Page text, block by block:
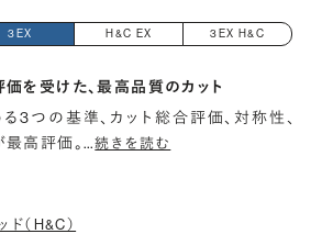
3EX H&C EX 3EX H&C
を受けた、最高品質のカット
3つの基準、カット総合評価、対称性、
高評価。…続きを読む
ド（H&C）